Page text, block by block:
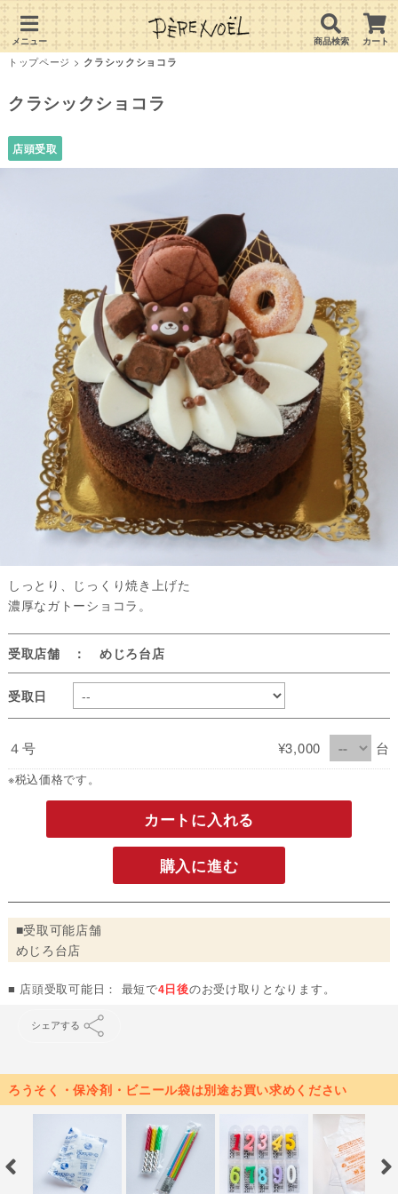
メニュー 商品検索 カート
トップページ > クラシックショコラ
クラシックショコラ
店頭受取
しっとり、じっくり焼き上げた
濃厚なガトーショコラ。
受取店舗 ： めじろ台店
受取日
４号 ¥3,000 台
※税込価格です。
カートに入れる
購入に進む
■受取可能店舗
めじろ台店
■ 店頭受取可能日： 最短で4日後のお受け取りとなります。
シェアする
ろうそく・保冷剤・ビニール袋は別途お買い求めください